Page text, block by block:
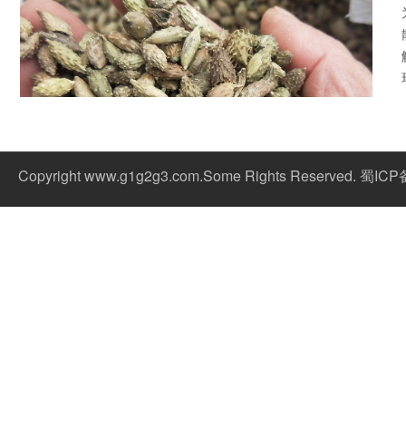
Copyright www.g1g2g3.com.Some Rights Reserved. 蜀ICP